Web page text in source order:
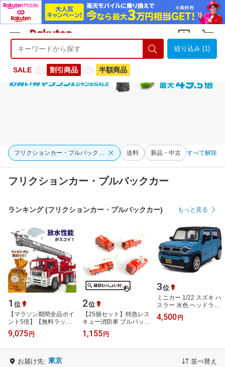
ようこそ 楽天市場へ ログイン
絞り込み (1)
SALE 割引商品 半額商品
フリクションカー・プルバックカー 送料 新品・中古 すべて解除
フリクションカー・プルバックカー
ランキング (フリクションカー・プルバックカー) もっと見る
1 位
【マラソン期間全品ポイ
ント5倍】【無料ラッピ
ング可】ブルーダープロ
はたらくくるま MAN消
9,075 円
2位
【25個セット】特急レス
キュー消防車 プルバック
プルバックカー はしご車
くるま はたらくくるま
1,155 円
3位
ミニカー 1/22 スズキ ハ
スラー 水色 ヘッドライ
ト＆テールライト点灯 エ
ンジン音＆クラクション
4,500 円
お届け先: 東京 並べ替え